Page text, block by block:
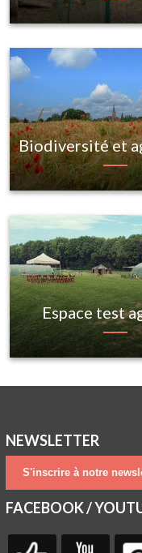
Biodiversité et
Espace test
NEWSLETTER
S'inscrire à notre
FACEBOOK /